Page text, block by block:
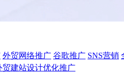
外贸网络推广 谷歌推广 SNS营销
贸建站设计优化推广